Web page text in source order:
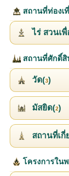
สถานที่ท่องเ
ไร่ สวนเ
สถานที่ศักดิ์สิ
วัด(3)
มัสยิด(2)
สถานที่เ
โครงการใน